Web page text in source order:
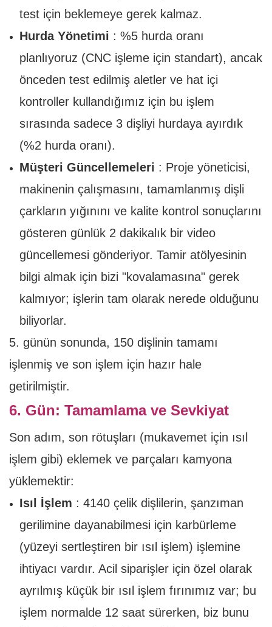
test için beklemeye gerek kalmaz.
Hurda Yönetimi : %5 hurda oranı
planlıyoruz (CNC işleme için standart), ancak
önceden test edilmiş aletler ve hat içi
kontroller kullandığımız için bu işlem
sırasında sadece 3 dişliyi hurdaya ayırdık
(%2 hurda oranı).
Müşteri Güncellemeleri : Proje yöneticisi,
makinenin çalışmasını, tamamlanmış dişli
çarkların yığınını ve kalite kontrol sonuçlarını
gösteren günlük 2 dakikalık bir video
güncellemesi gönderiyor. Tamir atölyesinin
bilgi almak için bizi "kovalamasına" gerek
kalmıyor; işlerin tam olarak nerede olduğunu
biliyorlar.
5. günün sonunda, 150 dişlinin tamamı
işlenmiş ve son işlem için hazır hale
getirilmiştir.
6. Gün: Tamamlama ve Sevkiyat
Son adım, son rötuşları (mukavemet için ısıl
işlem gibi) eklemek ve parçaları kamyona
yüklemektir:
Isıl İşlem : 4140 çelik dişlilerin, şanzıman
gerilimine dayanabilmesi için karbürleme
(yüzeyi sertleştiren bir ısıl işlem) işlemine
ihtiyacı vardır. Acil siparişler için özel olarak
ayrılmış küçük bir ısıl işlem fırınımız var; bu
işlem normalde 12 saat sürerken, biz bunu